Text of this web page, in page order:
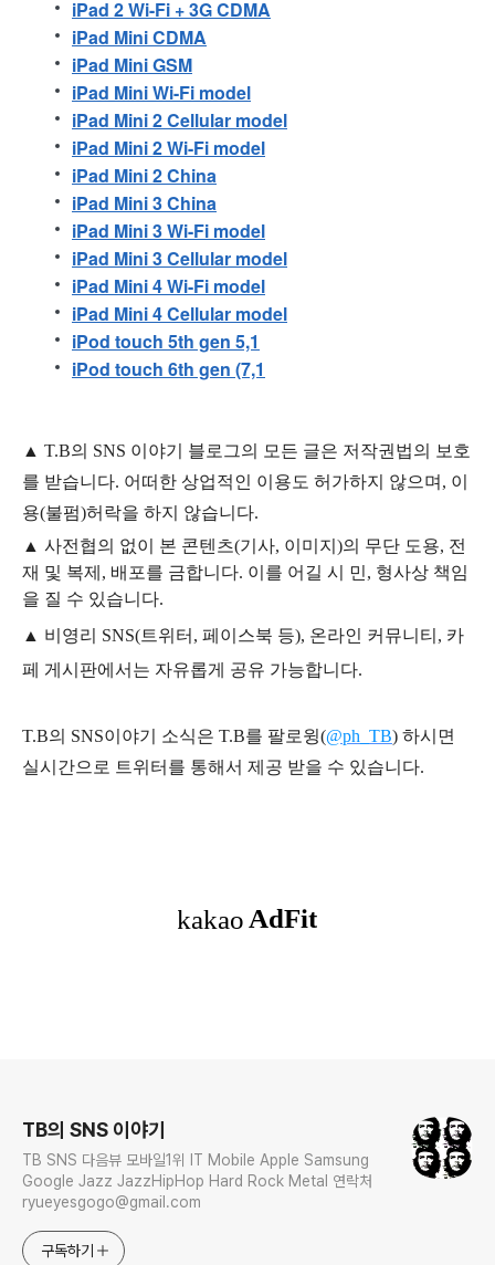
iPad 2 Wi-Fi + 3G CDMA
iPad Mini CDMA
iPad Mini GSM
iPad Mini Wi-Fi model
iPad Mini 2 Cellular model
iPad Mini 2 Wi-Fi model
iPad Mini 2 China
iPad Mini 3 China
iPad Mini 3 Wi-Fi model
iPad Mini 3 Cellular model
iPad Mini 4 Wi-Fi model
iPad Mini 4 Cellular model
iPod touch 5th gen 5,1
iPod touch 6th gen (7,1
▲ T.B의 SNS 이야기 블 로그의 모든 글은 저작권법의 보호
를 받습니다. 어떠한 상업적인 이용도 허가하지 않으며, 이
용(불펌)허락을 하지 않습니다.
▲ 사전협의 없이 본 콘텐츠(기사, 이미지)의 무단 도용, 전
재 및 복제, 배포를 금합니다. 이를 어길 시 민, 형사상 책임
을 질 수 있습니다.
▲ 비영리 SNS(트위터, 페이스북 등), 온라인 커뮤니티, 카
페 게시판에서는 자유롭게 공유 가능합니다.
T.B의 SNS이야기 소식은 T.B를 팔로윙(@ph_TB) 하시면
실시간으로 트위터를 통해서 제공 받을 수 있습니다.
TB의 SNS 이야기
TB SNS 다음뷰 모바일1위 IT Mobile Apple Samsung
Google Jazz JazzHipHop Hard Rock Metal 연락처
ryueyesgogo@gmail.com
구독하기